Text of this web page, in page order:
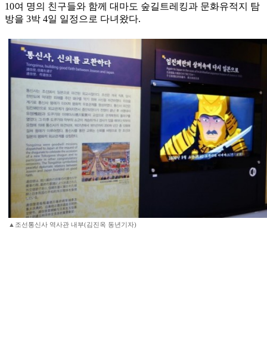
10여 명의 친구들와 함께 대마도 숲길트레킹과 문화유적지 탐
방을 3박 4일 일정으로 다녀왔다.
▲조선통신사 역사관 내부(김진옥 동년기자)